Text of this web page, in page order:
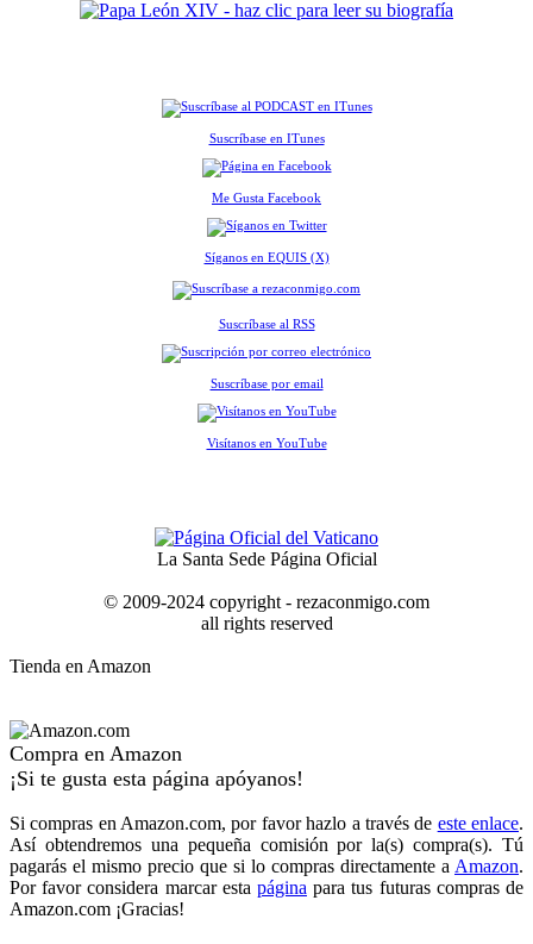
Suscríbase en ITunes
Me Gusta Facebook
Síganos en EQUIS (X)
Suscríbase al RSS
Suscríbase por email
Visítanos en YouTube
La Santa Sede Página Oficial
© 2009-2024 copyright - rezaconmigo.com
all rights reserved
Tienda en Amazon
Compra en Amazon
¡Si te gusta esta página apóyanos!
Si compras en Amazon.com, por favor hazlo a través de este enlace.
Así obtendremos una pequeña comisión por la(s) compra(s). Tú
pagarás el mismo precio que si lo compras directamente a Amazon.
Por favor considera marcar esta página para tus futuras compras de
Amazon.com ¡Gracias!